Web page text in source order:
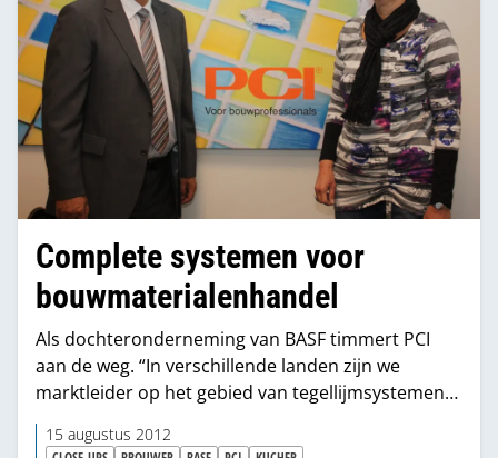
Complete systemen voor
bouwmaterialenhandel
Als dochteronderneming van BASF timmert PCI
aan de weg. “In verschillende landen zijn we
marktleider op het gebied van tegellijmsystemen
en bouwchemische productsystemen”, vertelt
Wilfried Brouwer. “Daarom hoeven we sinds dit
15 augustus 2012